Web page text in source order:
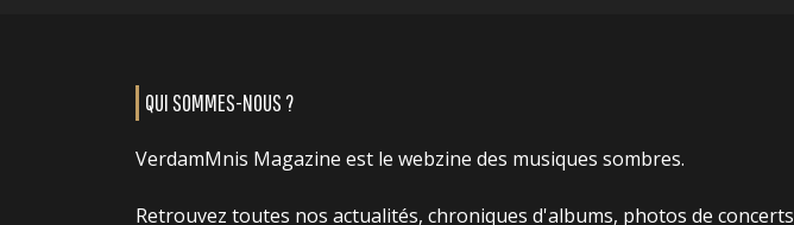
QUI SOMMES-NOUS ?
VerdamMnis Magazine est le webzine des musiques sombres.
Retrouvez toutes nos actualités, chroniques d'albums, photos de concerts